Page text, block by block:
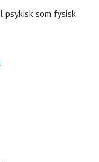
psykisk som fysisk